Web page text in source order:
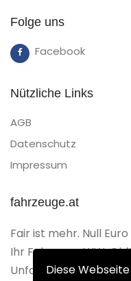
Diese
Folge uns
Facebook
Nützliche Links
AGB
Datenschutz
Impressum
fahrzeuge.at
Fair ist mehr. Null
Ihr Fahrzeug, LKW,
Unfallfahrzeug